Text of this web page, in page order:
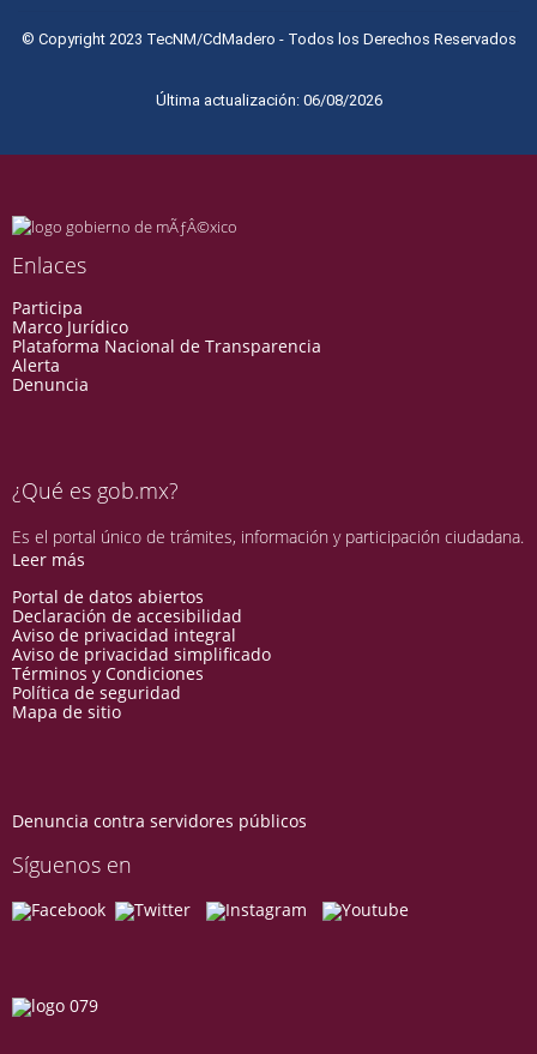
© Copyright 2023 TecNM/CdMadero - Todos los Derechos Reservados
Última actualización: 06/08/2026
Enlaces
Participa
Marco Jurídico
Plataforma Nacional de Transparencia
Alerta
Denuncia
¿Qué es gob.mx?
Es el portal único de trámites, información y participación ciudadana.
Leer más
Portal de datos abiertos
Declaración de accesibilidad
Aviso de privacidad integral
Aviso de privacidad simplificado
Términos y Condiciones
Política de seguridad
Mapa de sitio
Denuncia contra servidores públicos
Síguenos en